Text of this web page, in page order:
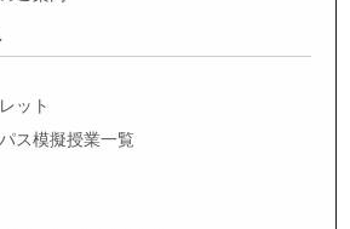
ット
ス模擬授業一覧